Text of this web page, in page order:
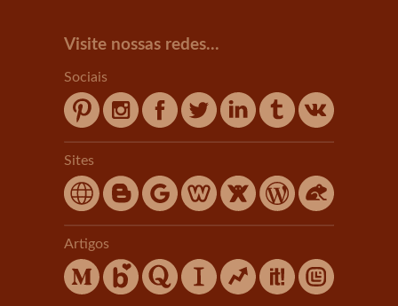
Visite nossas redes...
Sociais
Sites
Artigos